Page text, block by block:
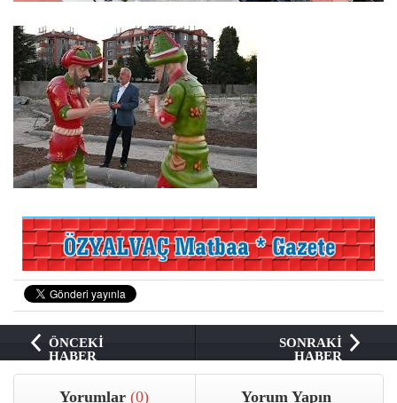
ÖNCEKİ
HABER
SONRAKİ
HABER
Yorumlar(0) Yorum Yapın